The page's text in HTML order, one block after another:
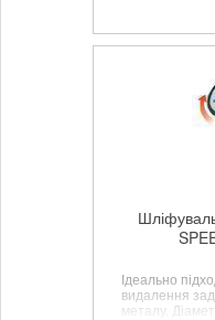
Ідеально
видалення
металу.